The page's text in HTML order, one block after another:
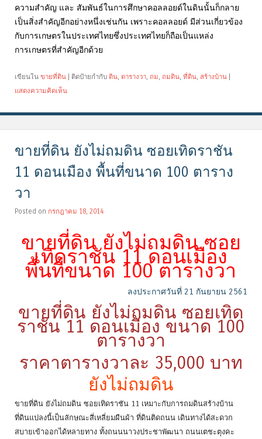
ความสำคัญ และ สัมพันธ์ในการศึกษาคอลลอยด์ในดินนั้นก็กลาย
เป็นสิ่งสำคัญอีกอย่างหนึ่งเช่นกัน เพราะคอลลอยด์ มีส่วนเกี่ยวข้อง
กับการเกษตรในประเทศไทยซึ่งประเทศไทยก็ถือเป็นแหล่ง
การเกษตรที่สำคัญอีกด้วย
เขียนใน ขายที่ดิน ติดป้ายกำกับ ดิน, ตารางวา, ถม, ถมดิน, ที่ดิน, สร้างบ้าน
แสดงความคิดเห็น
ขายที่ดิน ยังไม่ถมดิน ซอยเทิดราชัน
11 ดอนเมือง พื้นที่ขนาด 100 ตาราง
วา
Posted on กรกฎาคม 18, 2014
ขายที่ดิน ยังไม่ถมดิน ซอย
เทิดราชัน 11 ดอนเมือง
พื้นที่ขนาด 100 ตารางวา
ลงประกาศวันที่ 21 กันยายน 2561
ขายที่ดิน ยังไม่ถมดิน ซอยเทิด
ราชัน 11 ดอนเมือง ขนาด 100
ตารางวา
ราคาตารางวาละ 35,000 บาท
ยังไม่ถมดิน
ขายที่ดิน ยังไม่ถมดิน ซอยเทิดราชัน 11 เหมาะกับการถมดินสร้างบ้าน
ที่ดินแปลงนี้เป็นลักษณะสี่เหลี่ยมผืนผ้า ที่ดินติดถนน เดินทางได้สะดวก
สบายเข้าออกได้หลายทาง ทั้งถนนนาวงประชาพัฒนา ถนนเตชะตุงคะ